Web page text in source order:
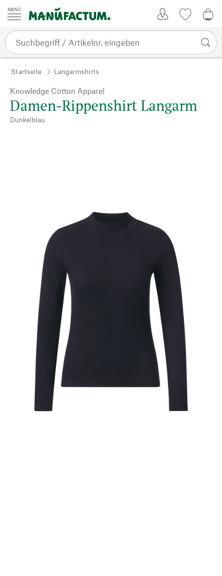
Zum Inhalt springen
Startseite Langarmshirts
Knowledge Cotton Apparel
Damen-Rippenshirt Langarm
Dunkelblau